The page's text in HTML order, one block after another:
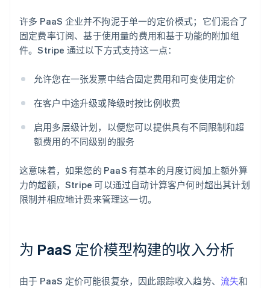
许多 PaaS 企业并不拘泥于单一的定价模式；它们混合了
固定费率订阅、基于使用量的费用和基于功能的附加组
件。Stripe 通过以下方式支持这一点：
允许您在一张发票中结合固定费用和可变使用定价
在客户中途升级或降级时按比例收费
启用多层级计划，以便您可以提供具有不同限制和超
额费用的不同级别的服务
这意味着，如果您的 PaaS 有基本的月度订阅加上额外算
力的超额，Stripe 可以通过自动计算客户何时超出其计划
限制并相应地计费来管理这一切。
为 PaaS 定价模型构建的收入分析
由于 PaaS 定价可能很复杂，因此跟踪收入趋势、 流失和